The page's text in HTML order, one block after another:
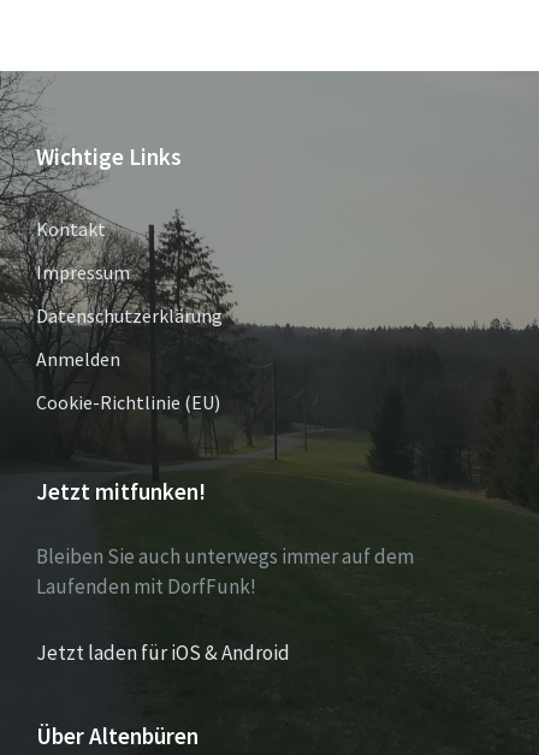
Wichtige Links
Kontakt
Impressum
Datenschutzerklärung
Anmelden
Cookie-Richtlinie (EU)
Jetzt mitfunken!
Bleiben Sie auch unterwegs immer auf dem
Laufenden mit DorfFunk!
Jetzt laden für iOS & Android
Über Altenbüren